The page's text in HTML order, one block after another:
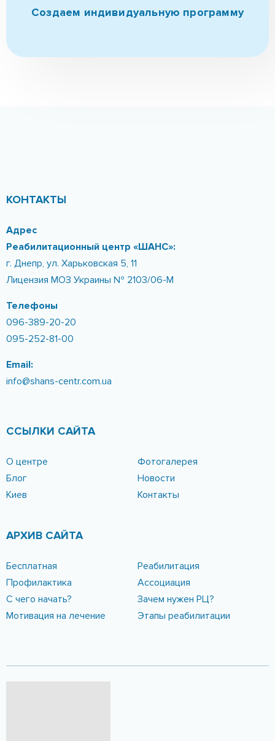
Создаем индивидуальную программу
КОНТАКТЫ
Адрес
Реабилитационный центр «ШАНС»:
г. Днепр, ул. Харьковская 5, 11
Лицензия МОЗ Украины № 2103/06-М
Телефоны
096-389-20-20
095-252-81-00
Email:
info@shans-centr.com.ua
ССЫЛКИ САЙТА
О центре
Фотогалерея
Блог
Новости
Киев
Контакты
АРХИВ САЙТА
Бесплатная
Реабилитация
Профилактика
Ассоциация
С чего начать?
Зачем нужен РЦ?
Мотивация на лечение
Этапы реабилитации